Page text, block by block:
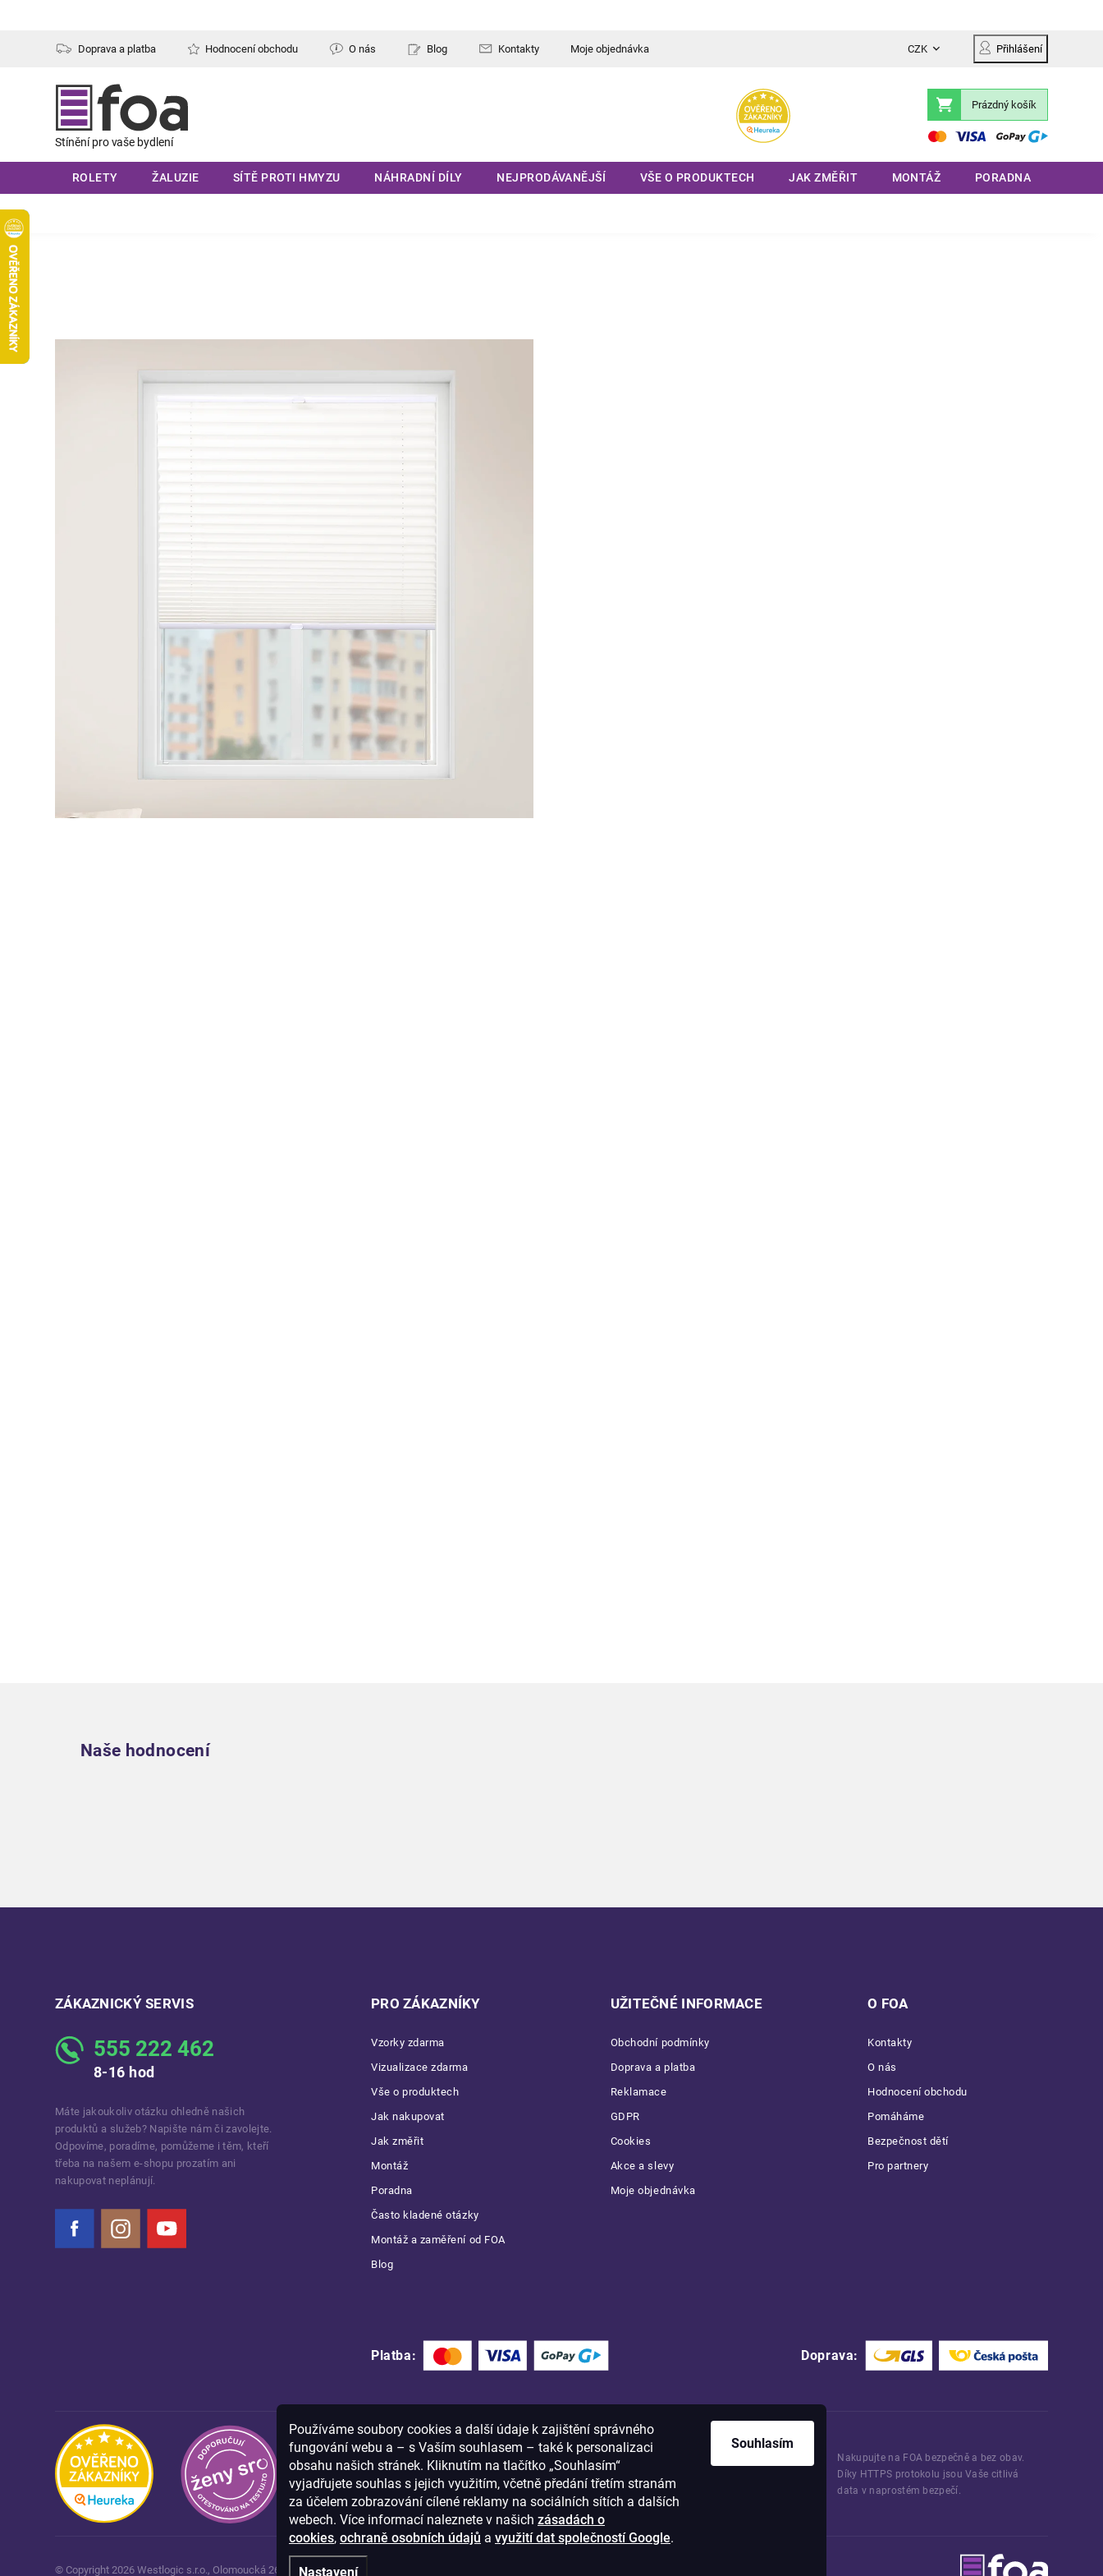
Používáme soubory cookies a další údaje k zajištění správného
fungování webu a – s Vaším souhlasem – také k personalizaci
obsahu našich stránek. Kliknutím na tlačítko „Souhlasím“
vyjadřujete souhlas s jejich využitím, včetně předání třetím stranám
za účelem zobrazování cílené reklamy na sociálních sítích a dalších
webech. Více informací naleznete v našich zásadách o
cookies, ochraně osobních údajů a využití dat společností Google.
Nastavení
Souhlasím
Doprava a platba Hodnocení obchodu O nás Blog Kontakty Moje objednávka CZK Přihlášení
Nákupní
košík
Prázdný košík
ROLETY ŽALUZIE SÍTĚ PROTI HMYZU NÁHRADNÍ DÍLY NEJPRODÁVANĚJŠÍ VŠE O PRODUKTECH JAK ZMĚŘIT MONTÁŽ PORADNA
Naše hodnocení
ZÁKAZNICKÝ SERVIS
555 222 462
8-16 hod
Máte jakoukoliv otázku ohledně našich
produktů a služeb? Napište nám či zavolejte.
Odpovíme, poradíme, pomůžeme i těm, kteří
třeba na našem e-shopu prozatím ani
nakupovat neplánují.
Instagram
PRO ZÁKAZNÍKY
Vzorky zdarma
Vizualizace zdarma
Vše o produktech
Jak nakupovat
Jak změřit
Montáž
Poradna
Často kladené otázky
Montáž a zaměření od FOA
Blog
UŽITEČNÉ INFORMACE
Obchodní podmínky
Doprava a platba
Reklamace
GDPR
Cookies
Akce a slevy
Moje objednávka
O FOA
Kontakty
O nás
Hodnocení obchodu
Pomáháme
Bezpečnost dětí
Pro partnery
Platba: Doprava:
Nakupujte na FOA bezpečně a bez obav.
Díky HTTPS protokolu jsou Vaše citlivá
data v naprostém bezpečí.
© Copyright 2026 Westlogic s.r.o., Olomoucká 267/29, Opava, 746 01